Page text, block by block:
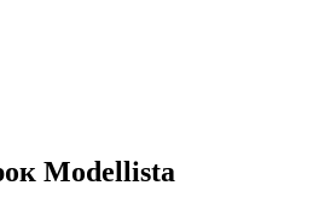
Modellista